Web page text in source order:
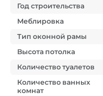
Год строительства
Меблировка
Тип оконной рамы
Высота потолка
Количество туалетов
Количество ванных
комнат